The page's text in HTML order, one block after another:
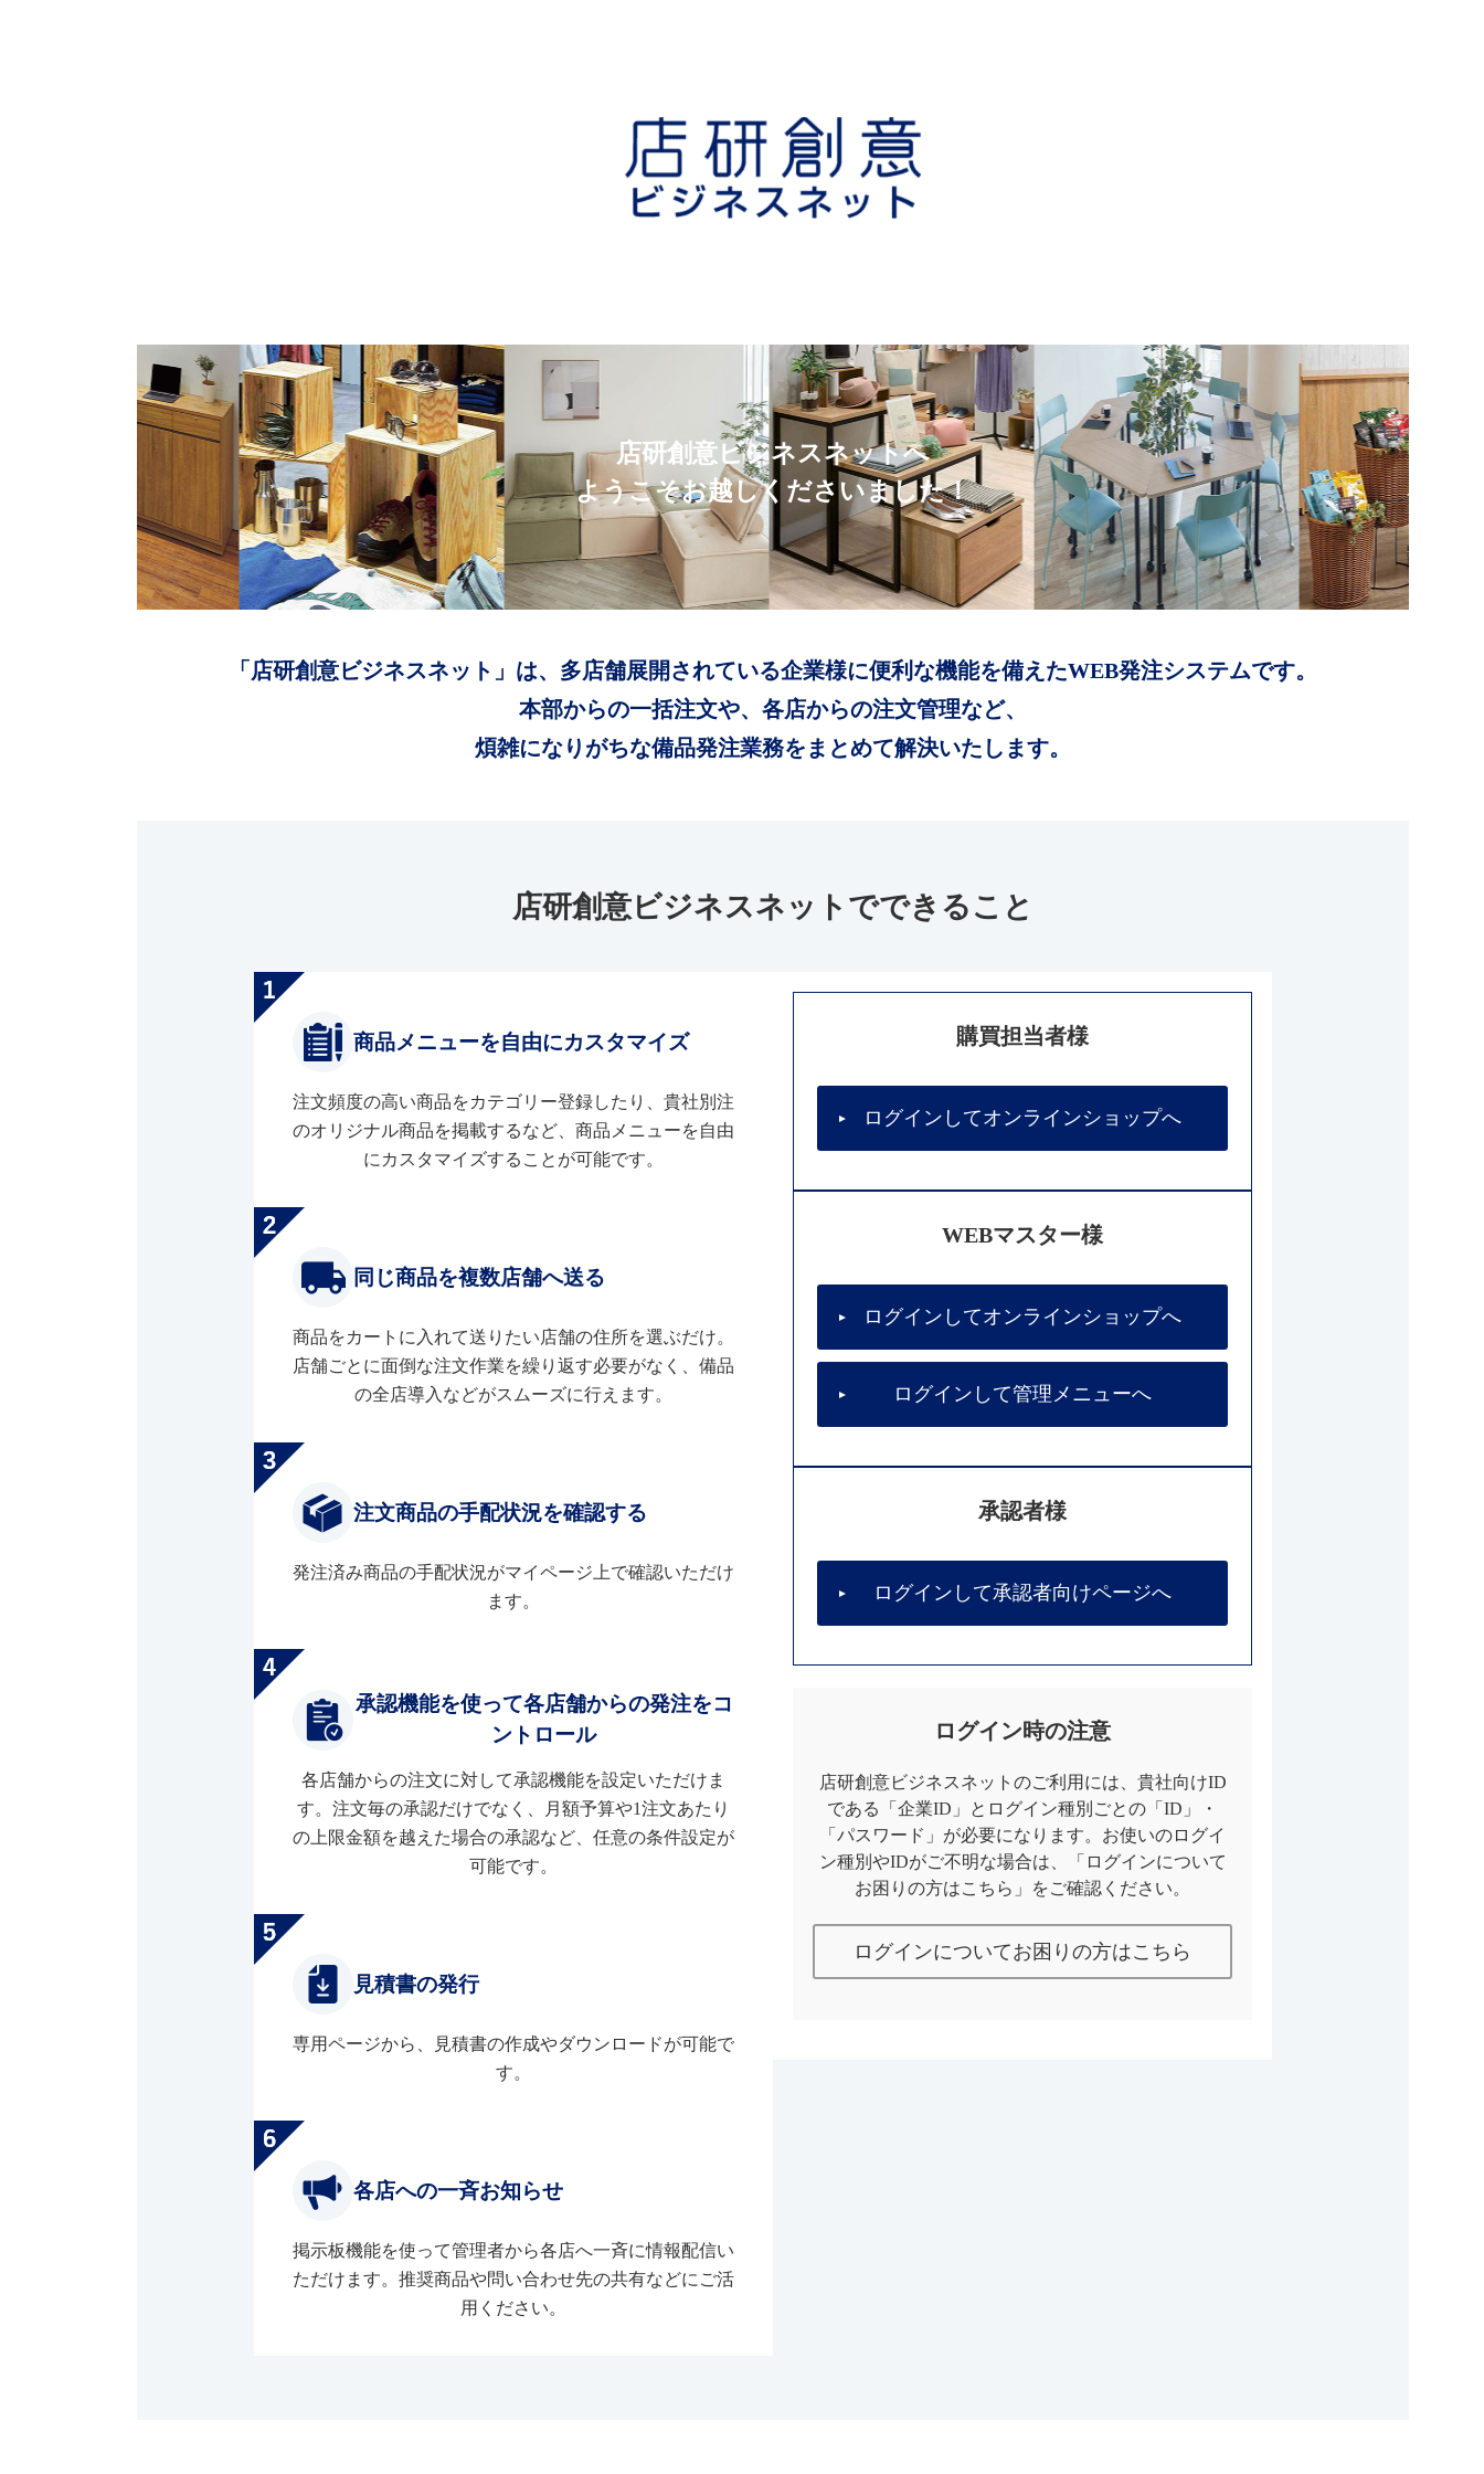
店研創意ビジネスネットへ
ようこそお越しくださいました！
「店研創意ビジネスネット」は、多店舗展開されている企業様に便利な機能を備えたWEB発注システムです。
本部からの一括注文や、各店からの注文管理など、
煩雑になりがちな備品発注業務をまとめて解決いたします。
店研創意ビジネスネットでできること
商品メニューを自由にカスタマイズ
注文頻度の高い商品をカテゴリー登録したり、貴社別注
のオリジナル商品を掲載するなど、商品メニューを自由
にカスタマイズすることが可能です。
同じ商品を複数店舗へ送る
商品をカートに入れて送りたい店舗の住所を選ぶだけ。
店舗ごとに面倒な注文作業を繰り返す必要がなく、備品
の全店導入などがスムーズに行えます。
注文商品の手配状況を確認する
発注済み商品の手配状況がマイページ上で確認いただけ
ます。
承認機能を使って各店舗からの発注をコ
ントロール
各店舗からの注文に対して承認機能を設定いただけま
す。注文毎の承認だけでなく、月額予算や1注文あたり
の上限金額を越えた場合の承認など、任意の条件設定が
可能です。
見積書の発行
専用ページから、見積書の作成やダウンロードが可能で
す。
各店への一斉お知らせ
掲示板機能を使って管理者から各店へ一斉に情報配信い
ただけます。推奨商品や問い合わせ先の共有などにご活
用ください。
購買担当者様
ログインしてオンラインショップへ
WEBマスター様
ログインしてオンラインショップへ
ログインして管理メニューへ
承認者様
ログインして承認者向けページへ
ログイン時の注意
店研創意ビジネスネットのご利用には、貴社向けID
である「企業ID」とログイン種別ごとの「ID」・
「パスワード」が必要になります。お使いのログイ
ン種別やIDがご不明な場合は、「ログインについて
お困りの方はこちら」をご確認ください。
ログインについてお困りの方はこちら